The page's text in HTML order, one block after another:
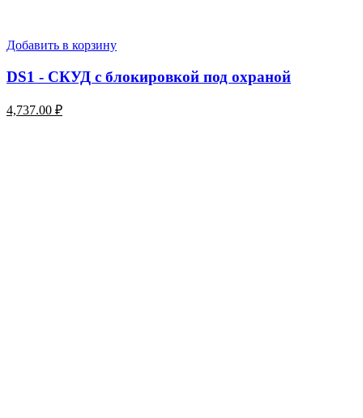
Добавить в корзину
DS1 - СКУД с блокировкой под охраной
4,737.00 ₽